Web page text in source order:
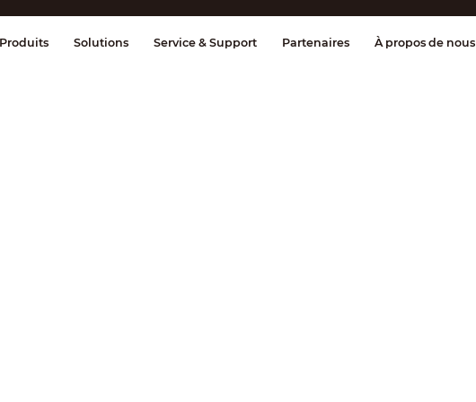
et contrôle Transmission Alarme incendie
Produits Solutions Service & Support Partenaires À propos de nous